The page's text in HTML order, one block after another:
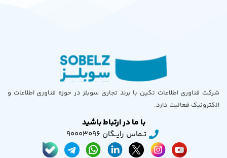
شرکت فناوری اطلاعات تکین با برند تجاری سوبلز در حوزه فناوری اطلاعات و
الکترونیک فعالیت دارد.
با ما در ارتباط باشید
تــماس رایــگان 90003096